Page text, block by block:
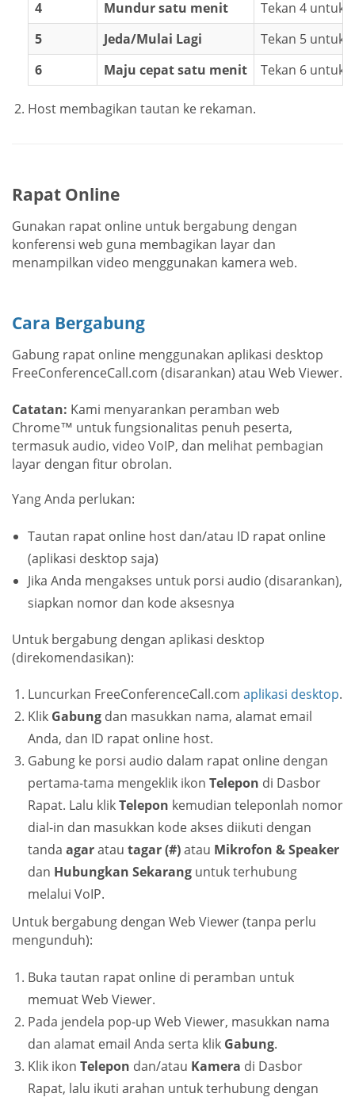
4 Mundur satu menit
Tekan 4 untuk
5
Jeda/Mulai Lagi
Tekan 5 untuk
6
Maju cepat satu menit Tekan 6 untuk
Host membagikan tautan ke rekaman.
Rapat Online
Gunakan rapat online untuk bergabung dengan
konferensi web guna membagikan layar dan
menampilkan video menggunakan kamera web.
Cara Bergabung
Gabung rapat online menggunakan aplikasi desktop
FreeConferenceCall.com (disarankan) atau Web Viewer.
Catatan: Kami menyarankan peramban web
Chrome™ untuk fungsionalitas penuh peserta,
termasuk audio, video VoIP, dan melihat pembagian
layar dengan fitur obrolan.
Yang Anda perlukan:
Tautan rapat online host dan/atau ID rapat online
(aplikasi desktop saja)
Jika Anda mengakses untuk porsi audio (disarankan),
siapkan nomor dan kode aksesnya
Untuk bergabung dengan aplikasi desktop
(direkomendasikan):
Luncurkan FreeConferenceCall.com aplikasi desktop.
Klik Gabung dan masukkan nama, alamat email
Anda, dan ID rapat online host.
Gabung ke porsi audio dalam rapat online dengan
pertama-tama mengeklik ikon Telepon di Dasbor
Rapat. Lalu klikTelepon kemudian teleponlah nomor
dial-in dan masukkan kode akses diikuti dengan
tanda agaratau tagar (#)atau Mikrofon & Speaker
dan Hubungkan Sekarang untuk terhubung
melalui VoIP.
Untuk bergabung dengan Web Viewer (tanpa perlu
mengunduh):
Buka tautan rapat online di peramban untuk
memuat Web Viewer.
Pada jendela pop-up Web Viewer, masukkan nama
dan alamat email Anda serta klik Gabung.
Klik ikon Telepon dan/atau Kamera di Dasbor
Rapat, lalu ikuti arahan untuk terhubung dengan